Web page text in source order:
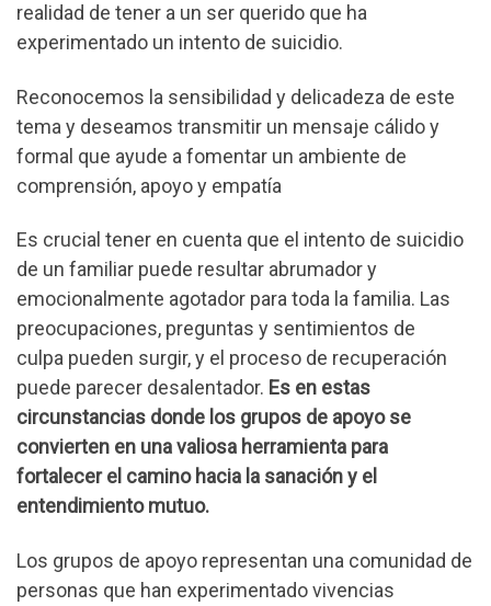
realidad de tener a un ser querido que ha
experimentado un intento de suicidio.
Reconocemos la sensibilidad y delicadeza de este
tema y deseamos transmitir un mensaje cálido y
formal que ayude a fomentar un ambiente de
comprensión, apoyo y empatía
Es crucial tener en cuenta que el intento de suicidio
de un familiar puede resultar abrumador y
emocionalmente agotador para toda la familia. Las
preocupaciones, preguntas y sentimientos de
culpa pueden surgir, y el proceso de recuperación
puede parecer desalentador. Es en estas
circunstancias donde los grupos de apoyo se
convierten en una valiosa herramienta para
fortalecer el camino hacia la sanación y el
entendimiento mutuo.
Los grupos de apoyo representan una comunidad de
personas que han experimentado vivencias